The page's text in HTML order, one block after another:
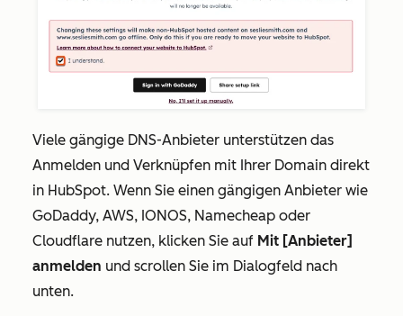
Viele gängige DNS-Anbieter unterstützen das
Anmelden und Verknüpfen mit Ihrer Domain direkt
in HubSpot. Wenn Sie einen gängigen Anbieter wie
GoDaddy, AWS, IONOS, Namecheap oder
Cloudflare nutzen, klicken Sie auf Mit [Anbieter]
anmelden und scrollen Sie im Dialogfeld nach
unten.